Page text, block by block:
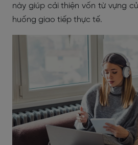
này giúp cải thiện vốn từ vựng
huống giao tiếp thực tế.